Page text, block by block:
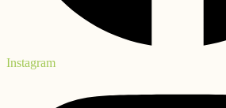
Instagram